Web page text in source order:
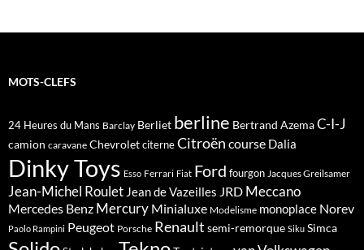
MOTS-CLEFS
24 Heures du Mans Barclay Berliet berline Bertrand AzemaC-I-J
camion caravane ChevroletciterneCitroën course Dalia
Dinky Toys Esso Ferrari Fiat Ford fourgon Jacques Greilsamer
Jean-Michel Roulet Jean de Vazeilles JRD Meccano
Mercedes Benz Mercury Minialuxe Modelisme monoplace Norev
Paolo Rampini Peugeot Porsche Renault semi-remorque Siku Simca